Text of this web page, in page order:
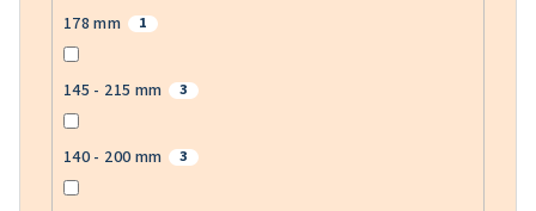
178 mm 1
145 - 215 mm 3
140 - 200 mm 3